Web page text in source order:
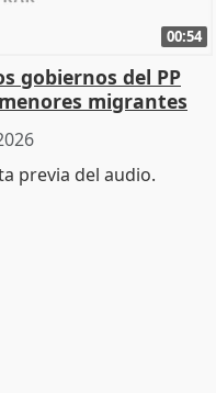
00:54
gobiernos del PP
migrantes